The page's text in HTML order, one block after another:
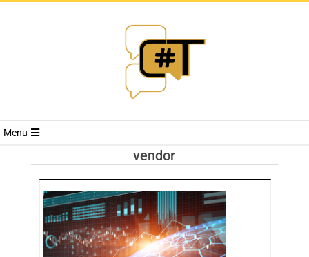
RIVISTA
TRENDS
Menu
vendor